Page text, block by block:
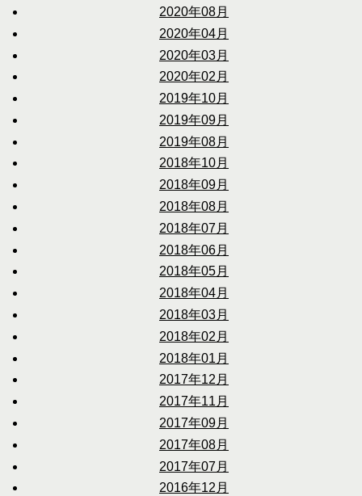
2020年08月
2020年04月
2020年03月
2020年02月
2019年10月
2019年09月
2019年08月
2018年10月
2018年09月
2018年08月
2018年07月
2018年06月
2018年05月
2018年04月
2018年03月
2018年02月
2018年01月
2017年12月
2017年11月
2017年09月
2017年08月
2017年07月
2016年12月